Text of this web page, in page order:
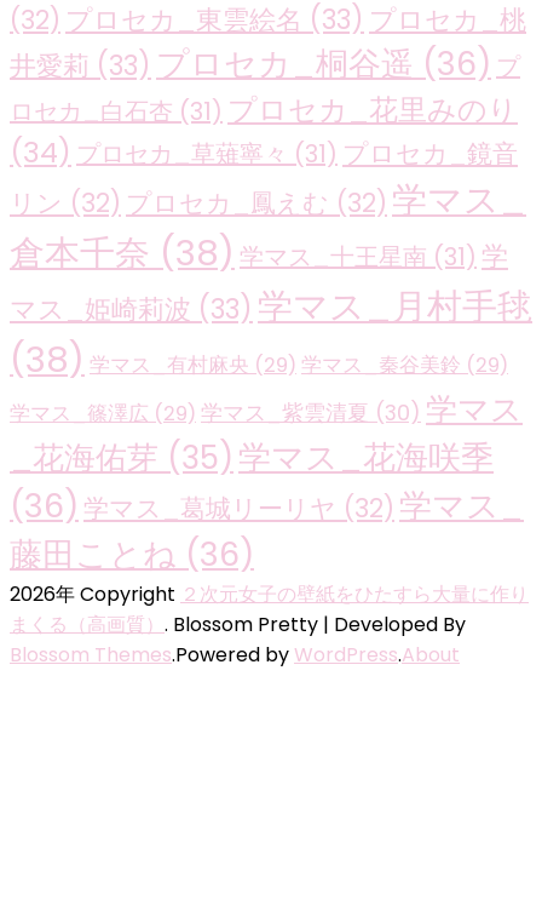
(32) プロセカ_東雲絵名 (33) プロセカ_桃
井愛莉 (33) プロセカ_桐谷遥 (36) プ
ロセカ_白石杏 (31) プロセカ_花里みのり
(34) プロセカ_草薙寧々 (31) プロセカ_鏡音
リン (32) プロセカ_鳳えむ (32) 学マス_
倉本千奈 (38) 学マス_十王星南 (31) 学
マス_姫崎莉波 (33) 学マス_月村手毬
(38) 学マス_有村麻央 (29) 学マス_秦谷美鈴 (29)
学マス_篠澤広 (29) 学マス_紫雲清夏 (30) 学マス
_花海佑芽 (35) 学マス_花海咲季
(36) 学マス_葛城リーリヤ (32) 学マス_
藤田ことね (36)
2026年 Copyright ２次元女子の壁紙をひたすら大量に作り
まくる（高画質） . Blossom Pretty | Developed By
Blossom Themes.Powered byWordPress.About